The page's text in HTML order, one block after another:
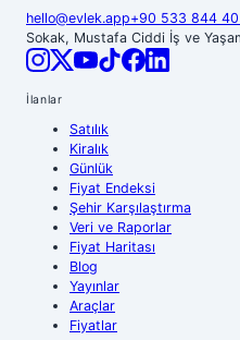
hello@evlek.app+90 533 844
Sokak, Mustafa Ciddi İş ve
İlanlar
Satılık
Kiralık
Günlük
Fiyat Endeksi
Şehir Karşılaştırma
Veri ve Raporlar
Fiyat Haritası
Blog
Yayınlar
Araçlar
Fiyatlar